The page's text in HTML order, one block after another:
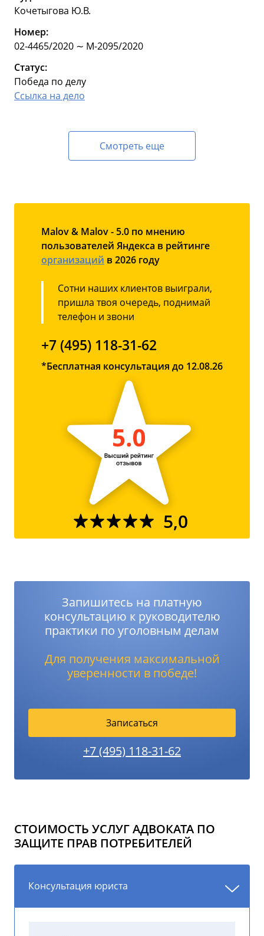
Кочетыгова Ю.В.
Номер:
02-4465/2020 ∼ М-2095/2020
Статус:
Победа по делу
Ссылка на дело
Смотреть еще
Malov & Malov - 5.0 по мнению
пользователей Яндекса в рейтинге
организаций в 2026 году
Сотни наших клиентов выиграли,
пришла твоя очередь, поднимай
телефон и звони
+7 (495) 118-31-62
*Бесплатная консультация до 12.08.26
5,0
Запишитесь на платную
консультацию к руководителю
практики по уголовным делам
Для получения максимальной
уверенности в победе!
Записаться
+7 (495) 118-31-62
СТОИМОСТЬ УСЛУГ АДВОКАТА ПО
ЗАЩИТЕ ПРАВ ПОТРЕБИТЕЛЕЙ
Консультация юриста